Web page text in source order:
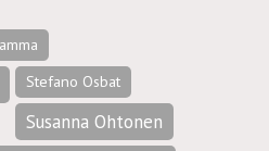
Stefano Osbat
Susanna Ohtonen